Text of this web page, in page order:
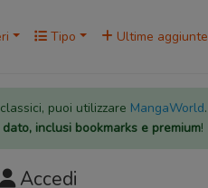
Tipo Ultime aggiunte
puoi utilizzare MangaWorld.
inclusi bookmarks e premium!
Accedi